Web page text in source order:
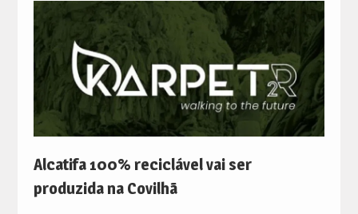
Alcatifa 100% reciclável vai ser
produzida na Covilhã